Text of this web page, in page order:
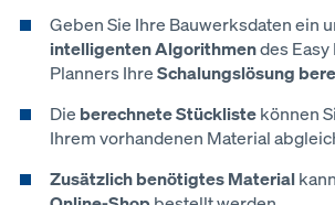
Geben Sie Ihre Bauwerksdaten ein
intelligenten Algorithmendes
Planners IhreSchalungslösung
Die berechnete Stücklistekönnen
Ihrem vorhandenen Material
Zusätzlich benötigtes Material